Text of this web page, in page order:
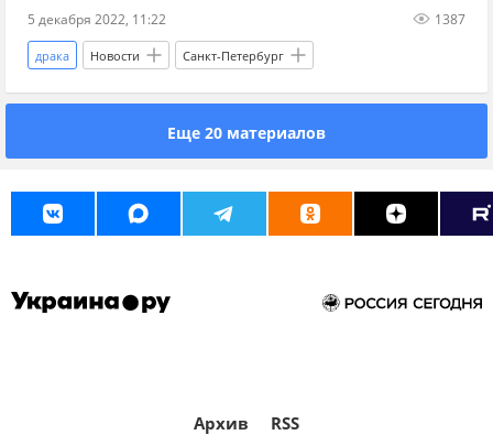
5 декабря 2022, 11:22 1387
драка Новости Санкт-Петербург
Еще 20 материалов
Архив RSS